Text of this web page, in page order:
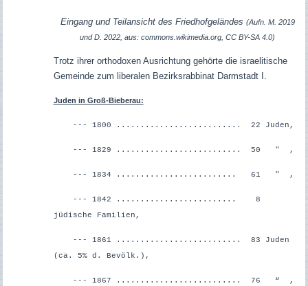
Eingang und Teilansicht des Friedhofgeländes (Aufn. M. 2019
und D. 2022, aus: commons.wikimedia.org, CC BY-SA 4.0)
Trotz ihrer orthodoxen Ausrichtung gehörte die israelitische
Gemeinde zum liberalen Bezirksrabbinat Darmstadt I.
Juden in Groß-Bieberau:
--- 1800 .......................... 22 Juden,
--- 1829 .......................... 50 " ,
--- 1834 ......................... 61 " ,
--- 1842 ......................... 8
jüdische Familien,
--- 1861 .......................... 83 Juden
(ca. 5% d. Bevölk.),
--- 1867 .......................... 76 “ ,